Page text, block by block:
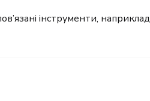
інструменти, наприклад